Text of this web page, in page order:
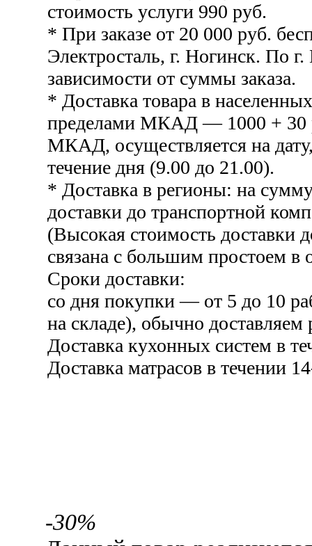
стоимость услуги 990 руб.
* При заказе от 20 000 руб.
Электросталь, г. Ногинск. По г.
зависимости от суммы заказа.
* Доставка товара в
пределами МКАД — 1000 + 30
МКАД, осуществляется на
течение дня (9.00 до 21.00).
* Доставка в регионы: на
доставки до транспортной
(Высокая стоимость доставки
связана с большим простоем в
Сроки доставки:
со дня покупки — от 5 до 10
на складе), обычно
Доставка кухонных систем в
Доставка матрасов в течении
-30%